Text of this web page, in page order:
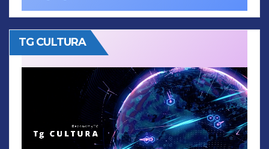
TG CULTURA